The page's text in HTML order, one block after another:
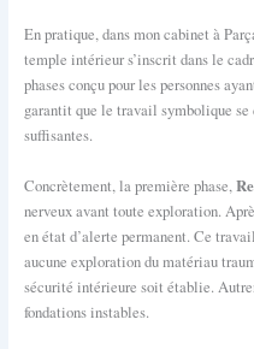
En pratique, dans mon cabinet à
temple intérieur s’inscrit dans le
phases conçu pour les personnes
garantit que le travail symbolique se
suffisantes.
Concrètement, la première phase,
nerveux avant toute exploration.
en état d’alerte permanent. Ce
aucune exploration du matériau
sécurité intérieure soit établie.
fondations instables.